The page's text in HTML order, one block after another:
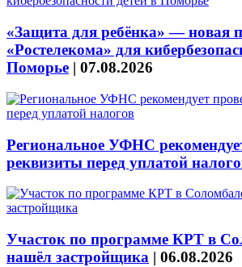
«Защита для ребёнка» — новая
«Ростелекома» для
Поморье | 07.08.2026
Региональное УФНС
реквизиты перед уплатой
Участок по программе КРТ в
нашёл застройщика | 06.08.2026